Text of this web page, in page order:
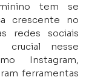
tem se
crescente no
redes sociais
crucial nesse
Instagram,
ferramentas